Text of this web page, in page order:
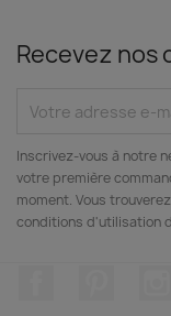
Recevez nos
Inscrivez‑vous à notre
votre première
moment. Vous
conditions d'utilisation